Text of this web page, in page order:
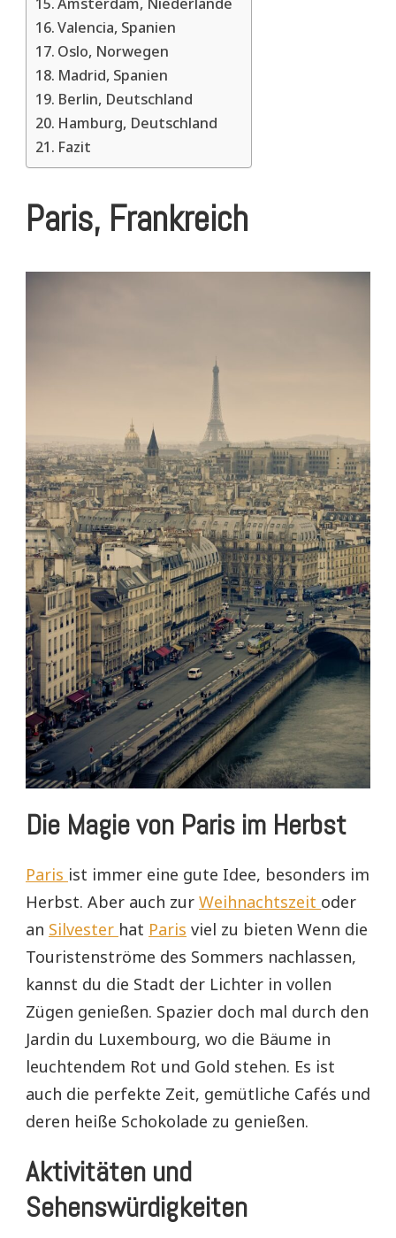
Valencia, Spanien
Oslo, Norwegen
Madrid, Spanien
Berlin, Deutschland
Hamburg, Deutschland
Fazit
Paris, Frankreich
Die Magie von Paris im Herbst
Paris ist immer eine gute Idee, besonders im
Herbst. Aber auch zur Weihnachtszeit oder
an Silvester hat Paris viel zu bieten Wenn die
Touristenströme des Sommers nachlassen,
kannst du die Stadt der Lichter in vollen
Zügen genießen. Spazier doch mal durch den
Jardin du Luxembourg, wo die Bäume in
leuchtendem Rot und Gold stehen. Es ist
auch die perfekte Zeit, gemütliche Cafés und
deren heiße Schokolade zu genießen.
Aktivitäten und
Sehenswürdigkeiten